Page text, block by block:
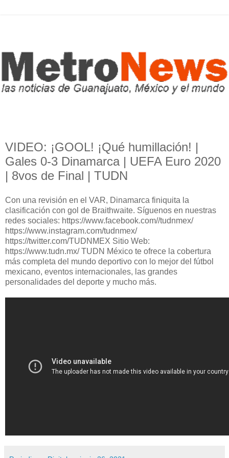
VIDEO: ¡GOOL! ¡Qué humillación! |
Gales 0-3 Dinamarca | UEFA Euro 2020
| 8vos de Final | TUDN
Con una revisión en el VAR, Dinamarca finiquita la
clasificación con gol de Braithwaite. Síguenos en nuestras
redes sociales: https://www.facebook.com//tudnmex/
https://www.instagram.com/tudnmex/
https://twitter.com/TUDNMEX Sitio Web:
https://www.tudn.mx/ TUDN México te ofrece la cobertura
más completa del mundo deportivo con lo mejor del fútbol
mexicano, eventos internacionales, las grandes
personalidades del deporte y mucho más.